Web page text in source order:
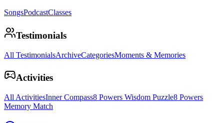
SongsPodcastClasses
Testimonials
All TestimonialsArchiveCategoriesMoments & Memories
Activities
All ActivitiesInner Compass8 Powers Wisdom Puzzle8 Powers
Memory Match